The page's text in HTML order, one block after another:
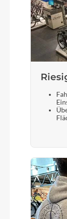
Bosch